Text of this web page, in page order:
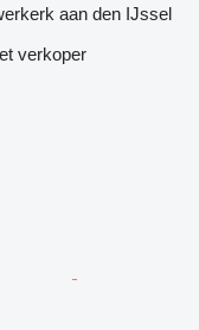
aan den IJssel
verkoper